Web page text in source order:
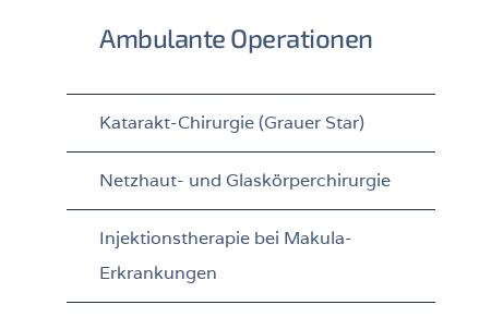
Ambulante Operationen
Katarakt-Chirurgie (Grauer Star)
Netzhaut- und Glaskörperchirurgie
Injektionstherapie bei Makula-
Erkrankungen